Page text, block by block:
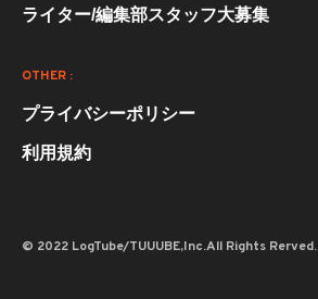
ライター/編集部スタッフ大募集
OTHER :
プライバシーポリシー
利用規約
© 2022 LogTube/TUUUBE,Inc.All Rights Rerved.